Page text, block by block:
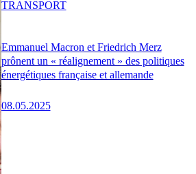
Emmanuel Macron et Friedrich Merz
prônent un « réalignement » des politiques
énergétiques française et allemande
08.05.2025
TRANSPORT